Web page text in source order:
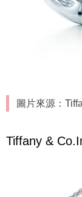
圖片來源：
Tiffany &